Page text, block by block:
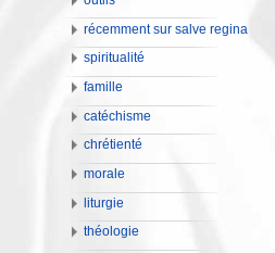
récemment sur salve regina
spiritualité
famille
catéchisme
chrétienté
morale
liturgie
théologie